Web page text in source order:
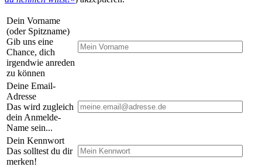
Dein Vorname
(oder Spitzname)
Gib uns eine
Chance, dich
irgendwie anreden
zu können
Deine Email-
Adresse
Das wird zugleich
dein Anmelde-
Name sein...
Dein Kennwort
Das solltest du dir
merken!